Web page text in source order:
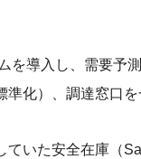
を導入し、需要予
化）、調達窓口を
ていた安全在庫（